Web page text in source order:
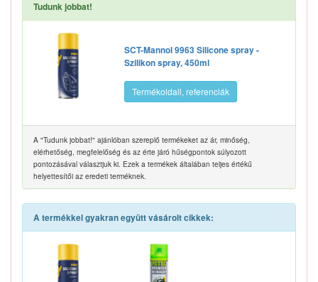
Tudunk jobbat!
SCT-Mannol 9963 Silicone spray -
Szilikon spray, 450ml
Termékoldall, referenciák
A "Tudunk jobbat!" ajánlóban szereplő termékeket az ár, minőség,
elérhetőség, megfelelőség és az érte járó hűségpontok súlyozott
pontozásával választjuk ki. Ezek a termékek általában teljes értékű
helyettesítői az eredeti terméknek.
A termékkel gyakran együtt vásárolt cikkek: